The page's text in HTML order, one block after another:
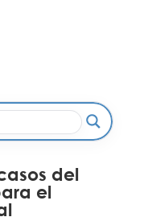
del
el